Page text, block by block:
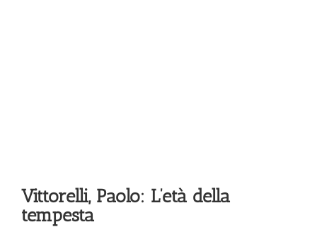
Vittorelli, Paolo: L’età della
tempesta